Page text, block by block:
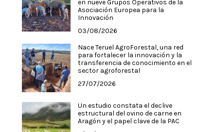
en nueve Grupos Operativos de la
Asociación Europea para la
Innovación
03/08/2026
Nace Teruel AgroForestal, una red
para fortalecer la innovación y la
transferencia de conocimiento en el
sector agroforestal
27/07/2026
Un estudio constata el declive
estructural del ovino de carne en
Aragón y el papel clave de la PAC